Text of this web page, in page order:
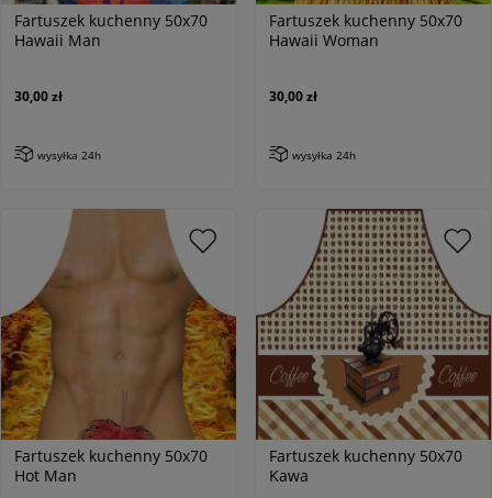
Fartuszek kuchenny 50x70
Hawaii Man
30,00 zł
wysyłka 24h
Fartuszek kuchenny 50x70
Hawaii Woman
30,00 zł
wysyłka 24h
Fartuszek kuchenny 50x70
Hot Man
Fartuszek kuchenny 50x70
Kawa